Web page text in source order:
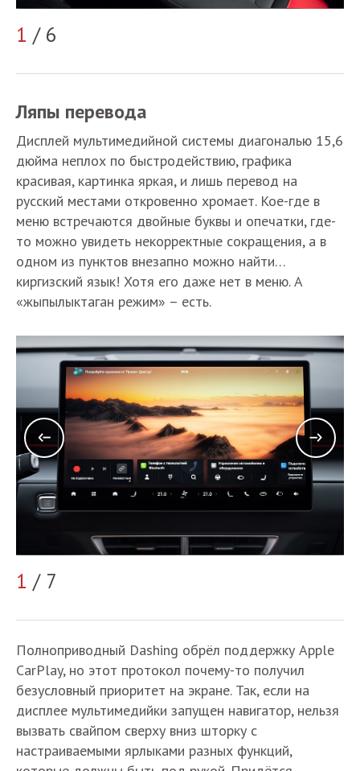
1 / 6
Ляпы перевода
Дисплей мультимедийной системы диагональю 15,6
дюйма неплох по быстродействию, графика
красивая, картинка яркая, и лишь перевод на
русский местами откровенно хромает. Кое-где в
меню встречаются двойные буквы и опечатки, где-
то можно увидеть некорректные сокращения, а в
одном из пунктов внезапно можно найти…
киргизский язык! Хотя его даже нет в меню. А
«жыпылыктаган режим» – есть.
1 / 7
Полноприводный Dashing обрёл поддержку Apple
CarPlay, но этот протокол почему-то получил
безусловный приоритет на экране. Так, если на
дисплее мультимедийки запущен навигатор, нельзя
вызвать свайпом сверху вниз шторку с
настраиваемыми ярлыками разных функций,